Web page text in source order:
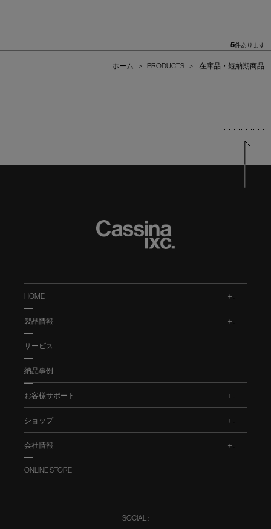
5件あります
ホーム > PRODUCTS > 在庫品・短納期商品
HOME
製品情報
サービス
納品事例
お客様サポート
ショップ
会社情報
ONLINE STORE
SOCIAL :